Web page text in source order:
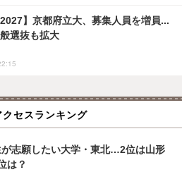
2027】京都府立大、募集人員を増員...
選抜も拡大
クセスランキング
が志願したい大学・東北…2位は山形
は？